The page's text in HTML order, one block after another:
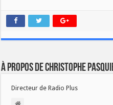
À propos de Christophe
Directeur de Radio Plus